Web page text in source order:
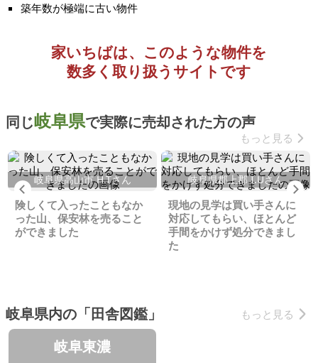
築年数が極端に古い物件
家いちばは、このような物件を
数多く取り扱うサイトです
同じ岐阜県で実際に売却された方の声
もっと見る
Previous
岐阜県高山市 H.Tさん
険しくて入ったこともなか
った山、保安林を売ること
ができました
岐阜県郡上郡 I.Uさん
現地の見学は買い手さんに
対応してもらい、ほとんど
手間をかけず処分できまし
た
岐阜県内の「田舎図鑑」 もっと見る
岐阜東濃